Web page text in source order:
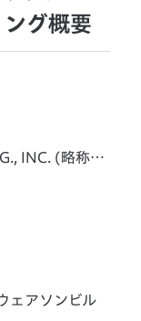
ング概要
INC. (略称…
ェアソンビル